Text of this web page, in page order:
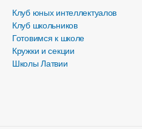
Клуб юных интеллектуалов
Клуб школьников
Готовимся к школе
Кружки и секции
Школы Латвии